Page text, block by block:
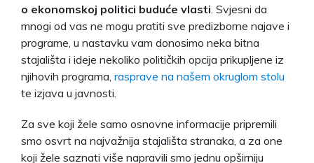
o ekonomskoj politici buduće vlasti . Svjesni da
mnogi od vas ne mogu pratiti sve predizborne najave i
programe, u nastavku vam donosimo neka bitna
stajališta i ideje nekoliko političkih opcija prikupljene iz
njihovih programa, rasprave na našem okruglom stolu
te izjava u javnosti.
Za sve koji žele samo osnovne informacije pripremili
smo osvrt na najvažnija stajališta stranaka, a za one
koji žele saznati više napravili smo jednu opširniju